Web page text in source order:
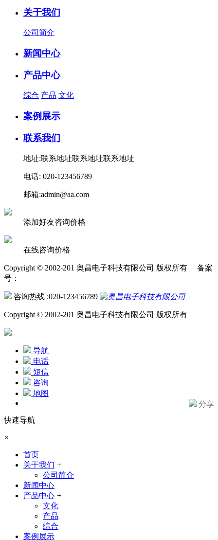
关于我们
公司简介
新闻中心
产品中心
综合 产品 文化
案例展示
联系我们
地址:联系地址联系地址联系地址
电话: 020-123456789
邮箱:admin@aa.com
添加好友咨询价格
在线咨询价格
Copyright © 2002-201 奥昌电子科技有限公司 版权所有 备案
号：
咨询热线 :020-123456789
Copyright © 2002-201 奥昌电子科技有限公司 版权所有
导航
电话
短信
咨询
地图
分享
快速导航
×
首页
关于我们 +
公司简介
新闻中心
产品中心 +
文化
产品
综合
案例展示